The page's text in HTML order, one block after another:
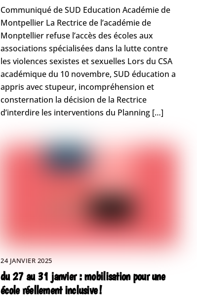
Communiqué de SUD Education Académie de
Montpellier La Rectrice de l’académie de
Monptellier refuse l’accès des écoles aux
associations spécialisées dans la lutte contre
les violences sexistes et sexuelles Lors du CSA
académique du 10 novembre, SUD éducation a
appris avec stupeur, incompréhension et
consternation la décision de la Rectrice
d’interdire les interventions du Planning […]
24 JANVIER 2025
du 27 au 31 janvier : mobilisation pour une
école réellement inclusive !